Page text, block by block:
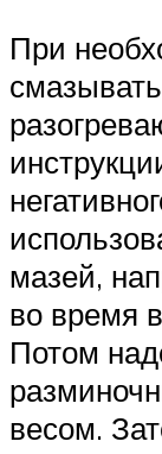
При
мазей,
во время
Потом
весом.